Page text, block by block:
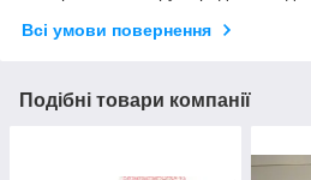
Всі умови повернення
Подібні товари компанії